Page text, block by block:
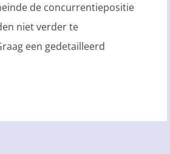
de concurrentiepositie
niet verder te
een gedetailleerd